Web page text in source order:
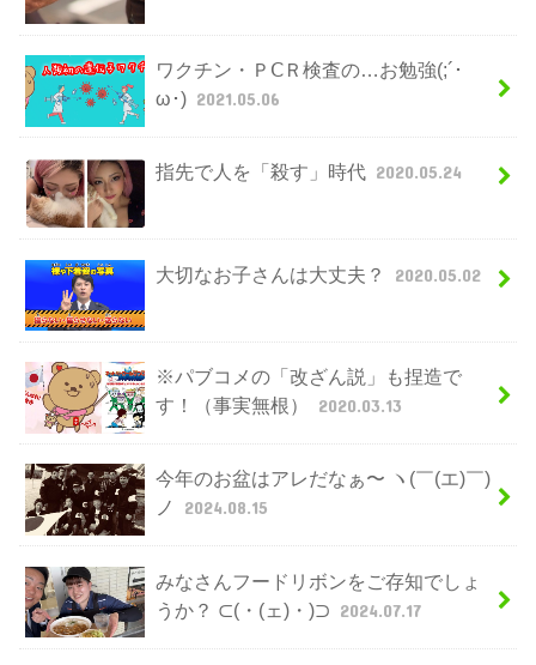
ワクチン・ＰⅭＲ検査の…お勉強(;´･
ω･) 2021.05.06
指先で人を「殺す」時代 2020.05.24
大切なお子さんは大丈夫？ 2020.05.02
※パブコメの「改ざん説」も捏造で
す！（事実無根）
2020.03.13
今年のお盆はアレだなぁ〜 ヽ(￣(エ)￣)
ノ
2024.08.15
みなさんフードリボンをご存知でしょ
うか？ ⊂(・(ェ)・)⊃ 2024.07.17